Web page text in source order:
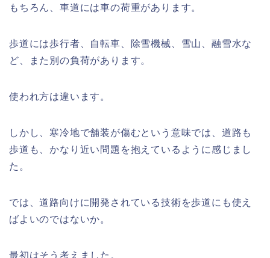
もちろん、車道には車の荷重があります。
歩道には歩行者、自転車、除雪機械、雪山、融雪水な
ど、また別の負荷があります。
使われ方は違います。
しかし、寒冷地で舗装が傷むという意味では、道路も
歩道も、かなり近い問題を抱えているように感じまし
た。
では、道路向けに開発されている技術を歩道にも使え
ばよいのではないか。
最初はそう考えました。